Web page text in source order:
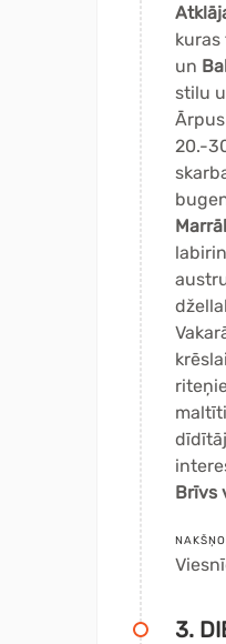
kuras
un
stilu
20.-
Brīvs
3.